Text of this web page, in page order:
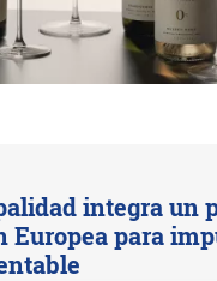
integra un
Europea para